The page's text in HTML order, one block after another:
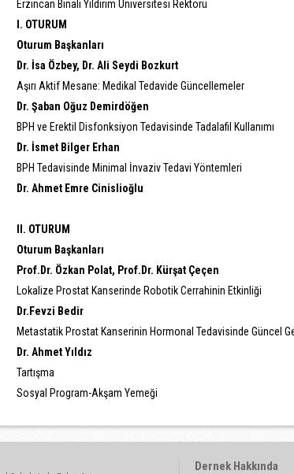
Erzincan Binali Yıldırım Üniversitesi Rektörü
I. OTURUM
Oturum Başkanları
Dr. İsa Özbey, Dr. Ali Seydi Bozkurt
Aşırı Aktif Mesane: Medikal Tedavide Güncellemeler
Dr. Şaban Oğuz Demirdöğen
BPH ve Erektil Disfonksiyon Tedavisinde Tadalafil Kullanımı
Dr. İsmet Bilger Erhan
BPH Tedavisinde Minimal İnvaziv Tedavi Yöntemleri
Dr. Ahmet Emre Cinislioğlu
II. OTURUM
Oturum Başkanları
Prof.Dr. Özkan Polat, Prof.Dr. Kürşat Çeçen
Lokalize Prostat Kanserinde Robotik Cerrahinin Etkinliği
Dr.Fevzi Bedir
Metastatik Prostat Kanserinin Hormonal Tedavisinde Güncel
Dr. Ahmet Yıldız
Tartışma
Sosyal Program-Akşam Yemeği
Dernek Hakkında